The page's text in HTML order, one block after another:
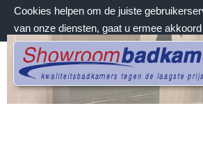
Cookies helpen om de juiste
van onze diensten, gaat u ermee
vrijdag 7 augustus 2026, 12:10 uur
Welkom bij Showroombadkamers.nl